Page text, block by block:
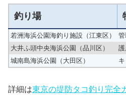
釣り場
若洲海浜公園海釣り施設（江東区）
大井ふ頭中央海浜公園（品川区）
護
城南島海浜公園（大田区）
詳細は東京の堤防タコ釣り完全